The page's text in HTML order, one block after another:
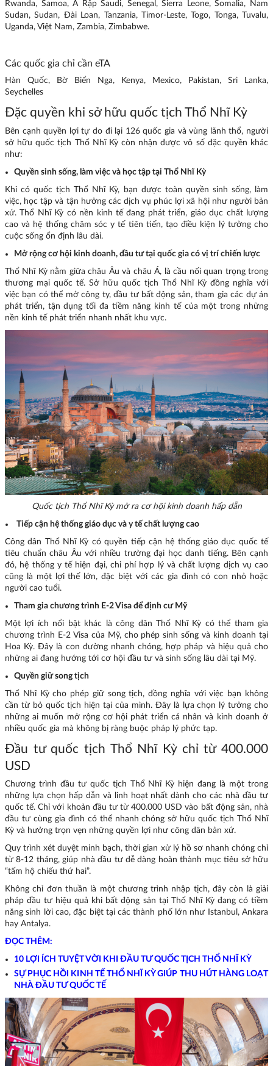
Rwanda, Samoa, Ả Rập Saudi, Senegal, Sierra Leone, Somalia, Nam
Sudan, Sudan, Đài Loan, Tanzania, Timor-Leste, Togo, Tonga, Tuvalu,
Uganda, Việt Nam, Zambia, Zimbabwe.
Các quốc gia chỉ cần eTA
Hàn Quốc, Bờ Biển Nga, Kenya, Mexico, Pakistan, Sri Lanka,
Seychelles
Đặc quyền khi sở hữu quốc tịch Thổ Nhĩ Kỳ
Bên cạnh quyền lợi tự do đi lại 126 quốc gia và vùng lãnh thổ, người
sở hữu quốc tịch Thổ Nhĩ Kỳ còn nhận được vô số đặc quyền khác
như:
Quyền sinh sống, làm việc và học tập tại Thổ Nhĩ Kỳ
Khi có quốc tịch Thổ Nhĩ Kỳ, bạn được toàn quyền sinh sống, làm
việc, học tập và tận hưởng các dịch vụ phúc lợi xã hội như người bản
xứ. Thổ Nhĩ Kỳ có nền kinh tế đang phát triển, giáo dục chất lượng
cao và hệ thống chăm sóc y tế tiên tiến, tạo điều kiện lý tưởng cho
cuộc sống ổn định lâu dài.
Mở rộng cơ hội kinh doanh, đầu tư tại quốc gia có vị trí chiến lược
Thổ Nhĩ Kỳ nằm giữa châu Âu và châu Á, là cầu nối quan trọng trong
thương mại quốc tế. Sở hữu quốc tịch Thổ Nhĩ Kỳ đồng nghĩa với
việc bạn có thể mở công ty, đầu tư bất động sản, tham gia các dự án
phát triển, tận dụng tối đa tiềm năng kinh tế của một trong những
nền kinh tế phát triển nhanh nhất khu vực.
Quốc tịch Thổ Nhĩ Kỳ mở ra cơ hội kinh doanh hấp dẫn
Tiếp cận hệ thống giáo dục và y tế chất lượng cao
Công dân Thổ Nhĩ Kỳ có quyền tiếp cận hệ thống giáo dục quốc tế
tiêu chuẩn châu Âu với nhiều trường đại học danh tiếng. Bên cạnh
đó, hệ thống y tế hiện đại, chi phí hợp lý và chất lượng dịch vụ cao
cũng là một lợi thế lớn, đặc biệt với các gia đình có con nhỏ hoặc
người cao tuổi.
Tham gia chương trình E-2 Visa để định cư Mỹ
Một lợi ích nổi bật khác là công dân Thổ Nhĩ Kỳ có thể tham gia
chương trình E-2 Visa của Mỹ, cho phép sinh sống và kinh doanh tại
Hoa Kỳ. Đây là con đường nhanh chóng, hợp pháp và hiệu quả cho
những ai đang hướng tới cơ hội đầu tư và sinh sống lâu dài tại Mỹ.
Quyền giữ song tịch
Thổ Nhĩ Kỳ cho phép giữ song tịch, đồng nghĩa với việc bạn không
cần từ bỏ quốc tịch hiện tại của mình. Đây là lựa chọn lý tưởng cho
những ai muốn mở rộng cơ hội phát triển cá nhân và kinh doanh ở
nhiều quốc gia mà không bị ràng buộc pháp lý phức tạp.
Đầu tư quốc tịch Thổ Nhĩ Kỳ chỉ từ 400.000
USD
Chương trình đầu tư quốc tịch Thổ Nhĩ Kỳ hiện đang là một trong
những lựa chọn hấp dẫn và linh hoạt nhất dành cho các nhà đầu tư
quốc tế. Chỉ với khoản đầu tư từ 400.000 USD vào bất động sản, nhà
đầu tư cùng gia đình có thể nhanh chóng sở hữu quốc tịch Thổ Nhĩ
Kỳ và hưởng trọn vẹn những quyền lợi như công dân bản xứ.
Quy trình xét duyệt minh bạch, thời gian xử lý hồ sơ nhanh chóng chỉ
từ 8-12 tháng, giúp nhà đầu tư dễ dàng hoàn thành mục tiêu sở hữu
“tấm hộ chiếu thứ hai”.
Không chỉ đơn thuần là một chương trình nhập tịch, đây còn là giải
pháp đầu tư hiệu quả khi bất động sản tại Thổ Nhĩ Kỳ đang có tiềm
năng sinh lời cao, đặc biệt tại các thành phố lớn như Istanbul, Ankara
hay Antalya.
ĐỌC THÊM:
10 LỢI ÍCH TUYỆT VỜI KHI ĐẦU TƯ QUỐC TỊCH THỔ NHĨ KỲ
SỰ PHỤC HỒI KINH TẾ THỔ NHĨ KỲ GIÚP THU HÚT HÀNG LOẠT
NHÀ ĐẦU TƯ QUỐC TẾ